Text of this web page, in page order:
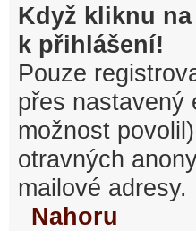
Když kliknu
k přihlášení!
Pouze
přes nastavený
možnost
otravných
mailové adresy.
Nahoru